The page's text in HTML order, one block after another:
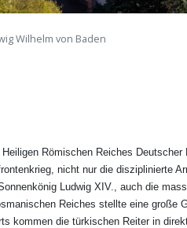
Wilhelm von Baden
Römischen Reiches Deutscher
nicht nur die disziplinierte
Ludwig XIV., auch die
Reiches stellte eine große
kommen die türkischen Reiter in